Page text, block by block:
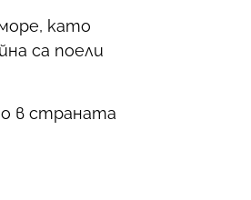
като
са поели
в страната